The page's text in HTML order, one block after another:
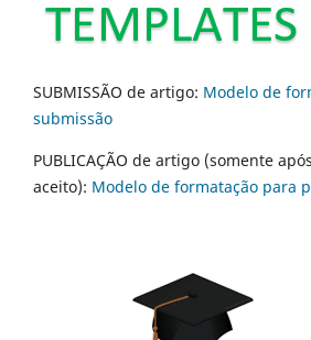
SUBMISSÃO de artigo: Modelo de
submissão
PUBLICAÇÃO de artigo (somente
aceito): Modelo de formatação para